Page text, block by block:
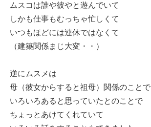
ムスコは誰や彼やと遊んでいて
しかも仕事もむっちゃ忙しくて
いつもほどには連休ではなくて
（建築関係まじ大変・・）
逆にムスメは
母（彼女からすると祖母）関係のことで
いろいろあると思っていたとのことで
ちょっとあけてくれていて